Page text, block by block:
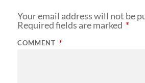
Your email address will not be
Required fields are marked *
COMMENT *